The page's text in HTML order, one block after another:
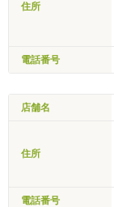
住所
電話番号
店舗名
住所
電話番号